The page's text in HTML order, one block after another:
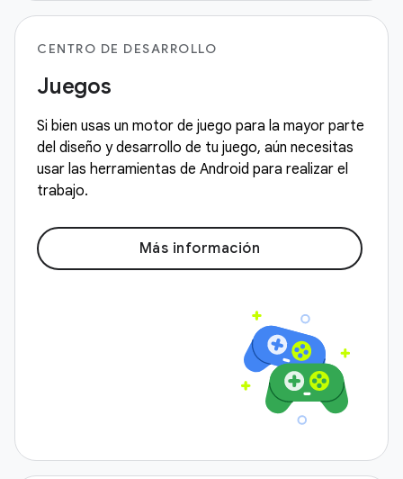
CENTRO DE DESARROLLO
Juegos
Si bien usas un motor de juego para la mayor parte
del diseño y desarrollo de tu juego, aún necesitas
usar las herramientas de Android para realizar el
trabajo.
Más información